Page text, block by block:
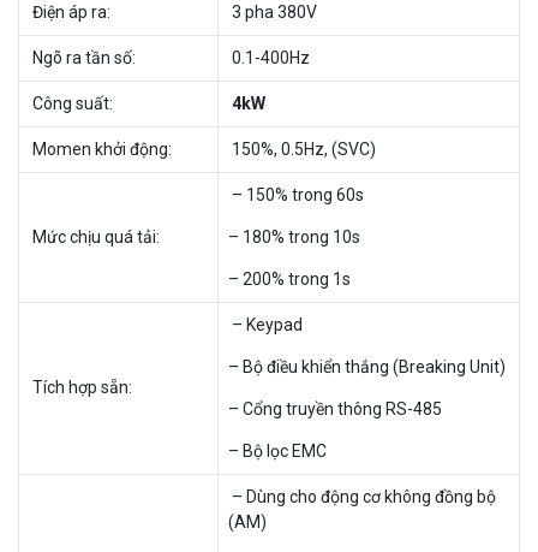
Điện áp ra: 3 pha 380V
Ngõ ra tần số: 0.1-400Hz
Công suất: 4kW
Momen khởi động: 150%, 0.5Hz, (SVC)
Mức chịu quá tải:
– 150% trong 60s
– 180% trong 10s
– 200% trong 1s
Tích hợp sẵn:
– Keypad
– Bộ điều khiển thắng (Breaking Unit)
– Cổng truyền thông RS-485
– Bộ lọc EMC
– Dùng cho động cơ không đồng bộ
(AM)